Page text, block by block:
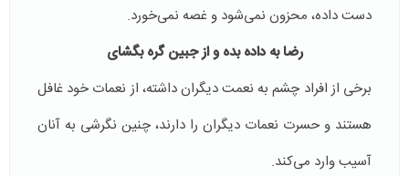
دست داده، محزون نمی‌شود و غصه نمی‌خورد.
رضا به داده بده و از جبین گره بگشای
برخی از افراد چشم به نعمت دیگران داشته، از نعمات خود غافل
هستند و حسرت نعمات دیگران را دارند، چنین نگرشی به آنان
آسیب وارد می‌کند.